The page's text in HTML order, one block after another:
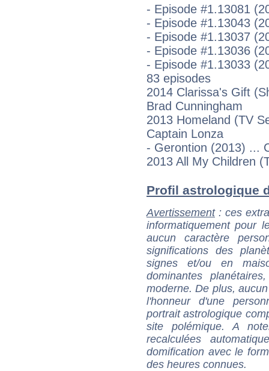
- Episode #1.13081
- Episode #1.13043
- Episode #1.13037
- Episode #1.13036
- Episode #1.13033
83 episodes
2014 Clarissa's Gift
Brad Cunningham
2013 Homeland (TV
Captain Lonza
- Gerontion (2013) ...
2013 All My Children
Profil astrologique
Avertissement: ces
informatiquement pour
aucun caractère
significations des
signes et/ou en
dominantes
moderne. De plus,
l'honneur d'une
portrait astrologique
site polémique. A
recalculées
domification avec le
des heures connues.